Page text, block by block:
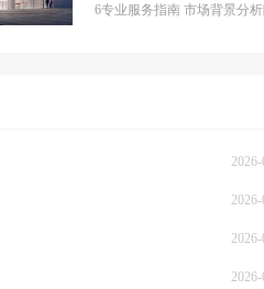
机电脑手表平板专
6专业服务指南 市场背景分
2026-
2026-
2026-
2026-